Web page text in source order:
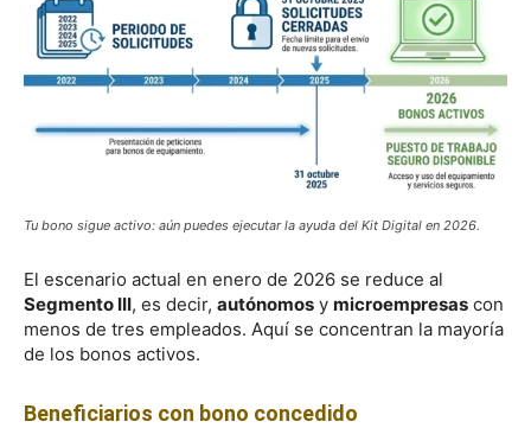
Tu bono sigue activo: aún puedes ejecutar la ayuda del Kit Digital en 2026.
El escenario actual en enero de 2026 se reduce al
Segmento III, es decir, autónomos y microempresas con
menos de tres empleados. Aquí se concentran la mayoría
de los bonos activos.
Beneficiarios con bono concedido